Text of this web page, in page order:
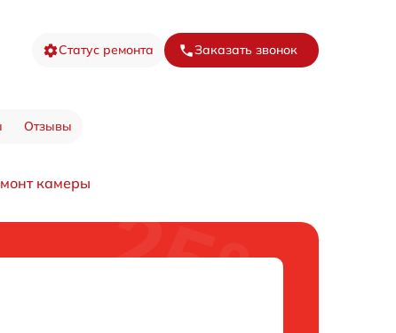
Статус ремонта Заказать звонок
Отзывы
камеры